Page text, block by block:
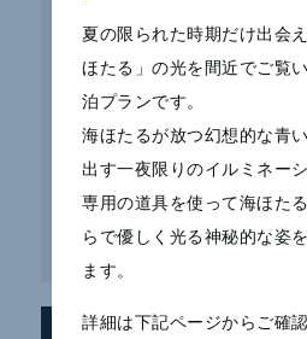
【7～10月限定】幻想的な海ほ
ル宿泊プラン 販売開始
サマーモヒートシェイク販売
Macaron 5 販売開始のお知らせ
アーカイブ
夏の限られた時期だけ出会
ほたる」の光を間近でご覧
泊プランです。
海ほたるが放つ幻想的な青
出す一夜限りのイルミネーシ
専用の道具を使って海ほた
らで優しく光る神秘的な姿
ます。
詳細は下記ページからご確